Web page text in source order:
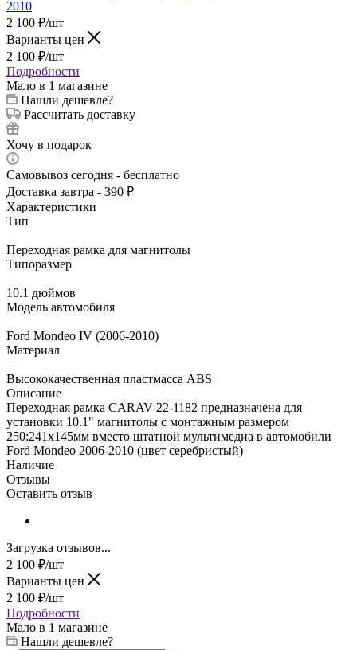
2 100 ₽/шт
Варианты цен
2 100 ₽/шт
Подробности
Мало в 1 магазине
Нашли дешевле?
Рассчитать доставку
Хочу в подарок
Самовывоз сегодня - бесплатно
Доставка завтра - 390 ₽
Характеристики
Тип
—
Переходная рамка для магнитолы
Типоразмер
—
10.1 дюймов
Модель автомобиля
—
Ford Mondeo IV (2006-2010)
Материал
—
Высококачественная пластмасса ABS
Описание
Переходная рамка CARAV 22-1182 предназначена для
установки 10.1" магнитолы с монтажным размером
250:241х145мм вместо штатной мультимедиа в автомобили
Ford Mondeo 2006-2010 (цвет серебристый)
Наличие
Отзывы
Оставить отзыв
Загрузка отзывов...
2 100 ₽/шт
Варианты цен
2 100 ₽/шт
Подробности
Мало в 1 магазине
Нашли дешевле?